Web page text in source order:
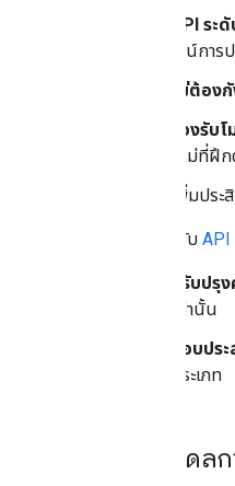
API ระ
ไลน์กา
ไม่ต้อง
รองรับ
ใหม่ที่ฝึ
เพิ่มปร
และสำหรับ API
ปรับปรุ
เท่านั้น
มอบป
ประเภท
ใช้โมเด